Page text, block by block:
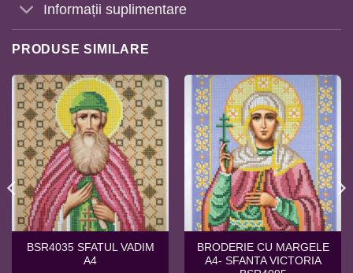
Informații suplimentare
PRODUSE SIMILARE
BSR4035 SFATUL VADIM
A4
BRODERIE CU MARGELE
A4- SFANTA VICTORIA